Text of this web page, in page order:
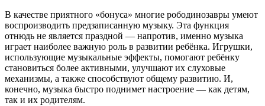
В качестве приятного «бонуса» многие рободинозавры умеют
воспроизводить предзаписанную музыку. Эта функция
отнюдь не является праздной — напротив, именно музыка
играет наиболее важную роль в развитии ребёнка. Игрушки,
использующие музыкальные эффекты, помогают ребёнку
становиться более активными, улучшают их слуховые
механизмы, а также способствуют общему развитию. И,
конечно, музыка быстро поднимет настроение — как детям,
так и их родителям.